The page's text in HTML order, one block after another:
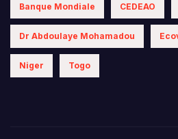
Banque Mondiale CEDEAO
Dr Abdoulaye Mohamadou
Niger Togo